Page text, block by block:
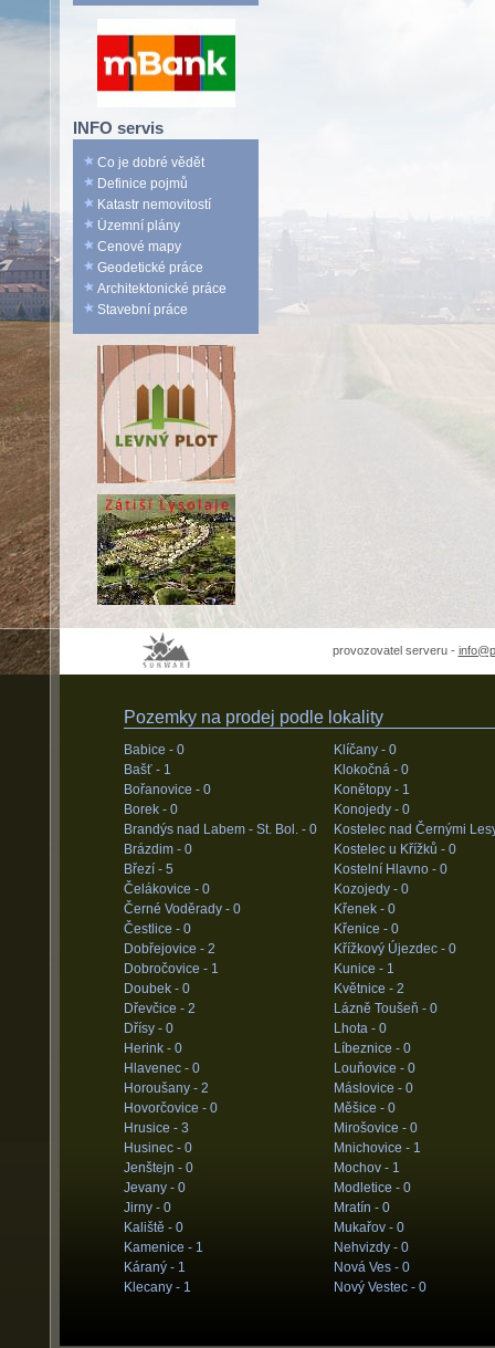
INFO servis
Co je dobré vědět
Definice pojmů
Katastr nemovitostí
Územní plány
Cenové mapy
Geodetické práce
Architektonické práce
Stavební práce
provozovatel serveru -
Pozemky na prodej podle lokality
Babice - 0
Bašť - 1
Bořanovice - 0
Borek - 0
Brandýs nad Labem - St. Bol. - 0
Brázdim - 0
Březí - 5
Čelákovice - 0
Černé Voděrady - 0
Čestlice - 0
Dobřejovice - 2
Dobročovice - 1
Doubek - 0
Dřevčice - 2
Dřísy - 0
Herink - 0
Hlavenec - 0
Horoušany - 2
Hovorčovice - 0
Hrusice - 3
Husinec - 0
Jenštejn - 0
Jevany - 0
Jirny - 0
Kaliště - 0
Kamenice - 1
Káraný - 1
Klecany - 1
Klíčany - 0
Klokočná - 0
Konětopy - 1
Konojedy - 0
Kostelec nad Černými
Kostelec u Křížků - 0
Kostelní Hlavno - 0
Kozojedy - 0
Křenek - 0
Křenice - 0
Křížkový Újezdec - 0
Kunice - 1
Květnice - 2
Lázně Toušeň - 0
Lhota - 0
Líbeznice - 0
Louňovice - 0
Máslovice - 0
Měšice - 0
Mirošovice - 0
Mnichovice - 1
Mochov - 1
Modletice - 0
Mratín - 0
Mukařov - 0
Nehvizdy - 0
Nová Ves - 0
Nový Vestec - 0